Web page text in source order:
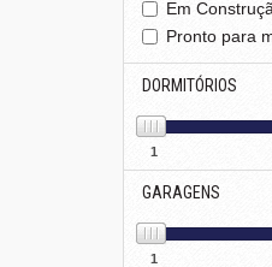
Em
Pronto para
DORMITÓRIOS
1
GARAGENS
1